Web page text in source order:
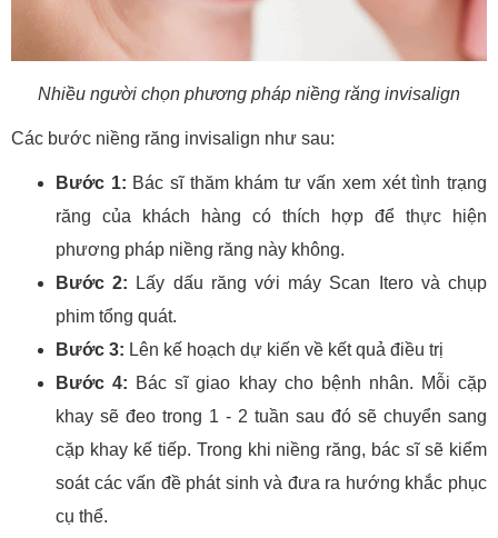
Nhiều người chọn phương pháp niềng răng invisalign
Các bước niềng răng invisalign như sau:
Bước 1: Bác sĩ thăm khám tư vấn xem xét tình trạng
răng của khách hàng có thích hợp để thực hiện
phương pháp niềng răng này không.
Bước 2: Lấy dấu răng với máy Scan Itero và chụp
phim tổng quát.
Bước 3: Lên kế hoạch dự kiến về kết quả điều trị
Bước 4: Bác sĩ giao khay cho bệnh nhân. Mỗi cặp
khay sẽ đeo trong 1 - 2 tuần sau đó sẽ chuyển sang
cặp khay kế tiếp. Trong khi niềng răng, bác sĩ sẽ kiểm
soát các vấn đề phát sinh và đưa ra hướng khắc phục
cụ thể.